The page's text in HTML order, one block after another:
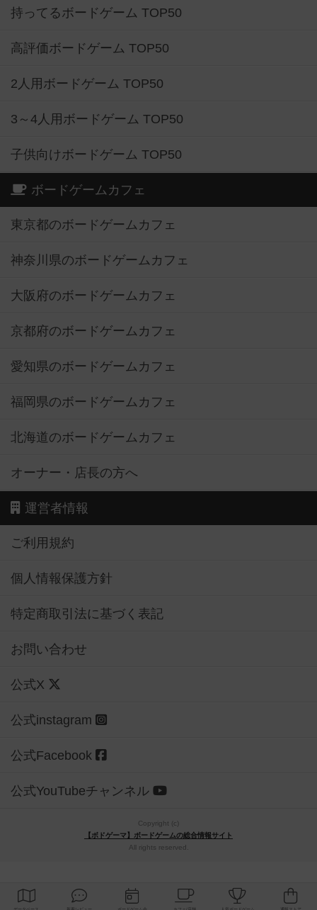
持ってるボードゲーム TOP50
高評価ボードゲーム TOP50
2人用ボードゲーム TOP50
3～4人用ボードゲーム TOP50
子供向けボードゲーム TOP50
ボードゲームカフェ
東京都のボードゲームカフェ
神奈川県のボードゲームカフェ
大阪府のボードゲームカフェ
京都府のボードゲームカフェ
愛知県のボードゲームカフェ
福岡県のボードゲームカフェ
北海道のボードゲームカフェ
オーナー・店長の方へ
運営者情報
ご利用規約
個人情報保護方針
特定商取引法に基づく表記
お問い合わせ
公式X
公式instagram
公式Facebook
公式YouTubeチャンネル
Copyright (c)
【ボドゲーマ】ボードゲームの総合情報サイト
All rights reserved.